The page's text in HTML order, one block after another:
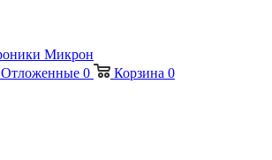
Отложенные 0 Корзина 0